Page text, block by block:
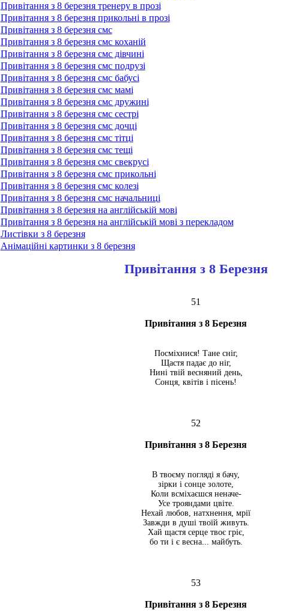
Привітання з 8 березня тренеру в прозі
Привітання з 8 березня прикольні в прозі
Привітання з 8 березня смс
Привітання з 8 березня смс коханій
Привітання з 8 березня смс дівчині
Привітання з 8 березня смс подрузі
Привітання з 8 березня смс бабусі
Привітання з 8 березня смс мамі
Привітання з 8 березня смс дружині
Привітання з 8 березня смс сестрі
Привітання з 8 березня смс дочці
Привітання з 8 березня смс тітці
Привітання з 8 березня смс тещі
Привітання з 8 березня смс свекрусі
Привітання з 8 березня смс прикольні
Привітання з 8 березня смс колезі
Привітання з 8 березня смс начальниці
Привітання з 8 березня на англійській мові
Привітання з 8 березня на англійській мові з перекладом
Листівки з 8 березня
Анімаційні картинки з 8 березня
Привітання з 8 Березня
51
Привітання з 8 Березня
Посміхнися! Тане сніг,
Щастя падає до ніг,
Нині твій весняний день,
Сонця, квітів і пісень!
52
Привітання з 8 Березня
В твоєму погляді я бачу,
зірки і сонце золоте,
Коли всміхаєшся неначе-
Усе трояндами цвіте.
Нехай любов, натхнення, мрії
Завжди в душі твоїй живуть.
Хай щастя серце твоє гріє,
бо ти і є весна... майбуть.
53
Привітання з 8 Березня